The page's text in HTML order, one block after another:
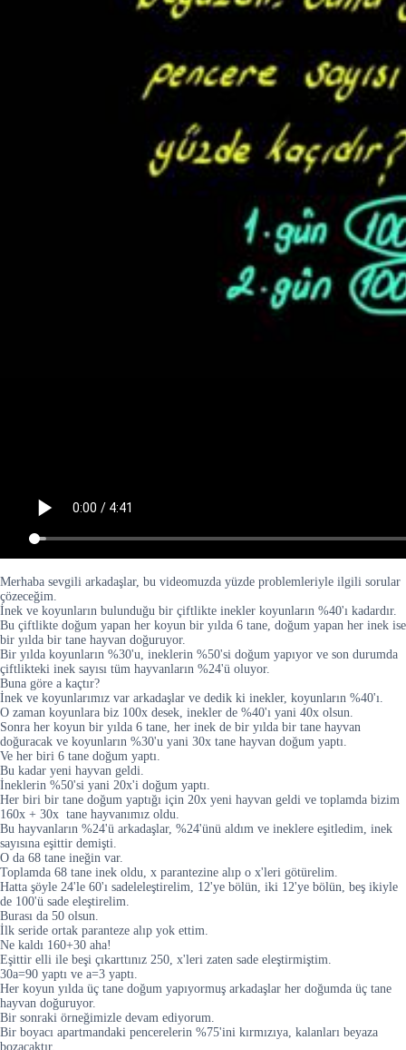
Merhaba sevgili arkadaşlar, bu videomuzda yüzde problemleriyle ilgili sorular
çözeceğim.
İnek ve koyunların bulunduğu bir çiftlikte inekler koyunların %40'ı kadardır.
Bu çiftlikte doğum yapan her koyun bir yılda 6 tane, doğum yapan her inek ise
bir yılda bir tane hayvan doğuruyor.
Bir yılda koyunların %30'u, ineklerin %50'si doğum yapıyor ve son durumda
çiftlikteki inek sayısı tüm hayvanların %24'ü oluyor.
Buna göre a kaçtır?
İnek ve koyunlarımız var arkadaşlar ve dedik ki inekler, koyunların %40'ı.
O zaman koyunlara biz 100x desek, inekler de %40'ı yani 40x olsun.
Sonra her koyun bir yılda 6 tane, her inek de bir yılda bir tane hayvan
doğuracak ve koyunların %30'u yani 30x tane hayvan doğum yaptı.
Ve her biri 6 tane doğum yaptı.
Bu kadar yeni hayvan geldi.
İneklerin %50'si yani 20x'i doğum yaptı.
Her biri bir tane doğum yaptığı için 20x yeni hayvan geldi ve toplamda bizim
160x + 30x tane hayvanımız oldu.
Bu hayvanların %24'ü arkadaşlar, %24'ünü aldım ve ineklere eşitledim, inek
sayısına eşittir demişti.
O da 68 tane ineğin var.
Toplamda 68 tane inek oldu, x parantezine alıp o x'leri götürelim.
Hatta şöyle 24'le 60'ı sadeleleştirelim, 12'ye bölün, iki 12'ye bölün, beş ikiyle
de 100'ü sade eleştirelim.
Burası da 50 olsun.
İlk seride ortak paranteze alıp yok ettim.
Ne kaldı 160+30 aha!
Eşittir elli ile beşi çıkarttınız 250, x'leri zaten sade eleştirmiştim.
30a=90 yaptı ve a=3 yaptı.
Her koyun yılda üç tane doğum yapıyormuş arkadaşlar her doğumda üç tane
hayvan doğuruyor.
Bir sonraki örneğimizle devam ediyorum.
Bir boyacı apartmandaki pencerelerin %75'ini kırmızıya, kalanları beyaza
bozacaktır.